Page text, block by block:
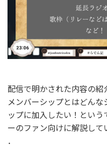
配信で明かされた内容の紹
メンバーシップとはどん
ップに加入したい！とい
ーのファン向けに解説して
．